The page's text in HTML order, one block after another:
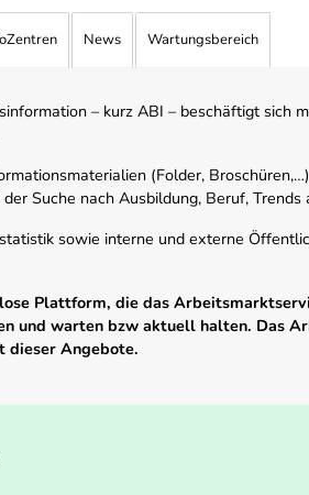
News Wartungsbereich
– kurz ABI – beschäftigt sich
(Folder,
Suche nach Ausbildung, Beruf, Trends
sowie interne und externe
Plattform, die das
und warten bzw aktuell halten. Das
Angebote.